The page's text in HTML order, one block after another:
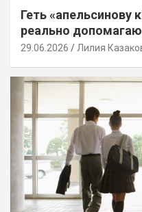
Геть «апельсинову
реально
29.06.2026 Лилия